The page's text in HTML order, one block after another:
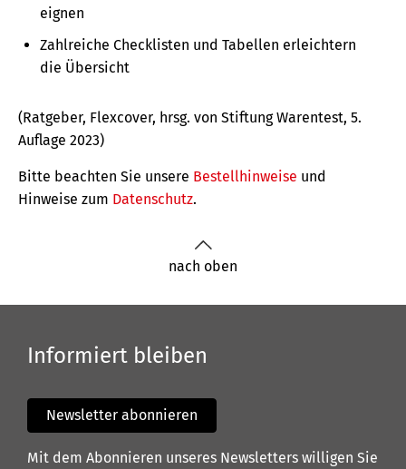
eignen
Zahlreiche Checklisten und Tabellen erleichtern
die Übersicht
(Ratgeber, Flexcover, hrsg. von Stiftung Warentest, 5.
Auflage 2023)
Bitte beachten Sie unsere Bestellhinweise und
Hinweise zum Datenschutz.
nach oben
Informiert bleiben
Newsletter abonnieren
Mit dem Abonnieren unseres Newsletters willigen Sie